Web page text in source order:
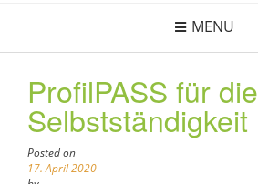
MENU
ProfilPASS für die
Selbstständigkeit
Posted on
17. April 2020